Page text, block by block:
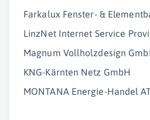
Farkalux Fenster- &
LinzNet Internet Service
Magnum Vollholzdesign
KNG-Kärnten Netz GmbH
MONTANA Energie-Handel